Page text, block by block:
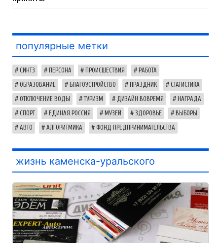
популярные метки
СИНТЗ ПЕРСОНА ПРОИСШЕСТВИЯ РАБОТА
ОБРАЗОВАНИЕ БЛАГОУСТРОЙСТВО ПРАЗДНИК СТАТИСТИКА
ОТКЛЮЧЕНИЕ ВОДЫ ТУРИЗМ ДИЗАЙН ВОВРЕМЯ НАГРАДА
СПОРТ ЕДИНАЯ РОССИЯ МУЗЕЙ ЗДОРОВЬЕ ВЫБОРЫ
АВТО АЛГОРИТМИКА ФОНД ПРЕДПРИНИМАТЕЛЬСТВА
жизнь каменска-уральского